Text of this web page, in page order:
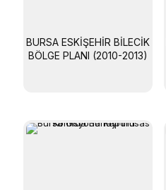
BURSA ESKIŞEHIR BILECIK
BÖLGE PLANI (2010-2013)